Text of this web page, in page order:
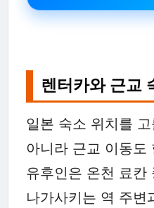
렌터카와 근교
일본 숙소 위치를
아니라 근교 이동도
유후인은 온천 료칸
나가사키는 역 주변